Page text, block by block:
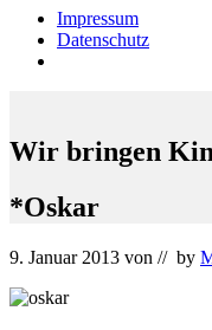
Impressum
Datenschutz
Wir bringen
*Oskar
9. Januar 2013 von // by